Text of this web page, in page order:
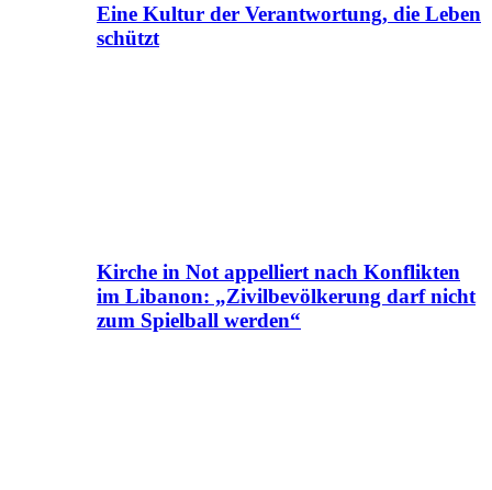
Eine Kultur der Verantwortung, die Leben
schützt
Kirche in Not appelliert nach Konflikten
im Libanon: „Zivilbevölkerung darf nicht
zum Spielball werden“